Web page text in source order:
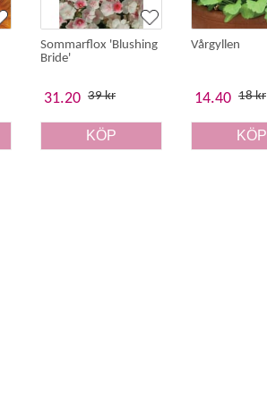
Sommarflox 'Blushing
Bride'
31.20 39 kr
KÖP
Vårgyllen
14.40 18 kr
KÖP